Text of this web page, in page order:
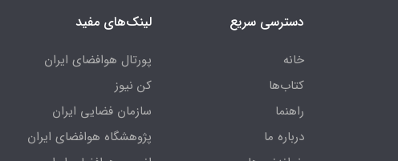
دسترسی سریع
خانه
کتاب‌ها
راهنما
درباره ما
لینک‌های مفید
پورتال هوافضای ایران
کن نیوز
سازمان فضایی ایران
پژوهشگاه هوافضای ایران